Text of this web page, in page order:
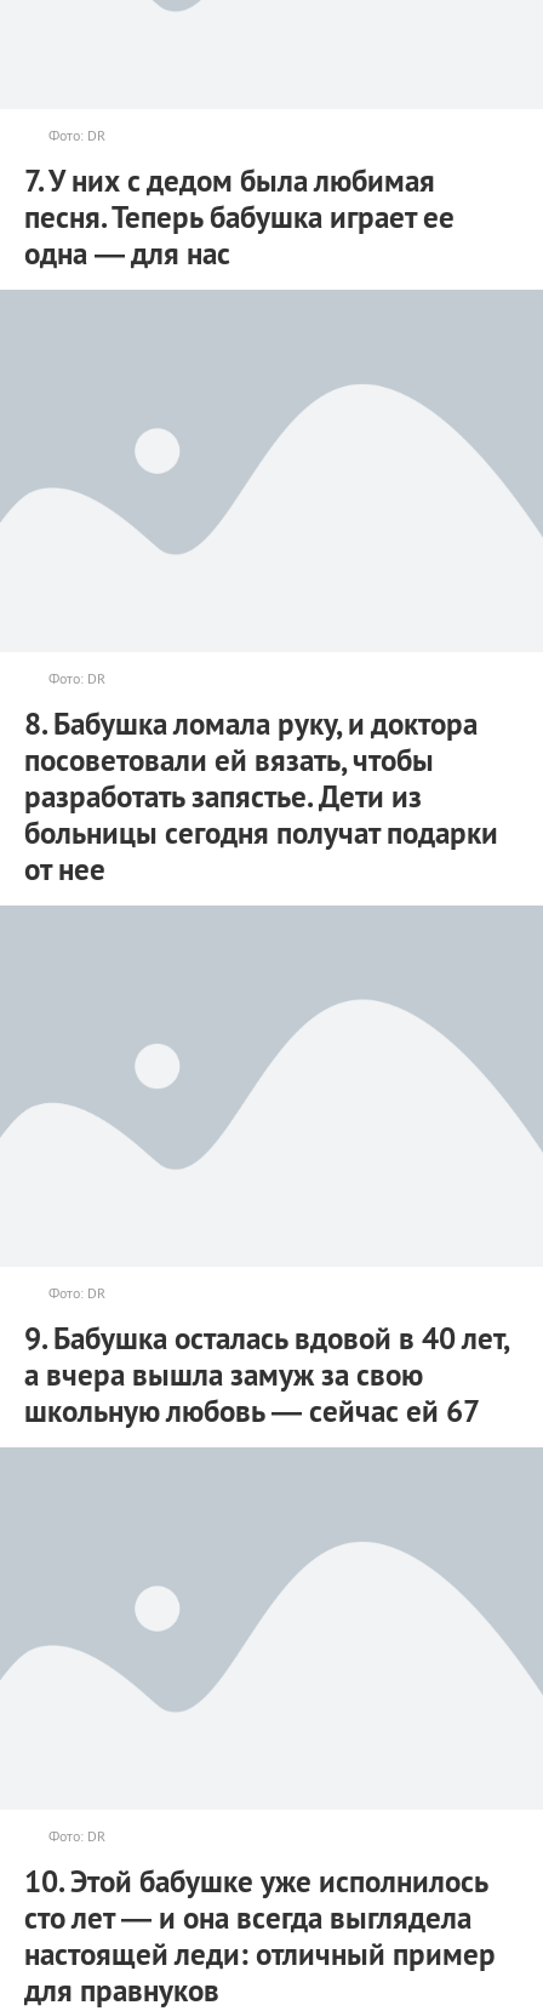
Фото: DR
7. У них с дедом была любимая
песня. Теперь бабушка играет ее
одна — для нас
Фото: DR
8. Бабушка ломала руку, и доктора
посоветовали ей вязать, чтобы
разработать запястье. Дети из
больницы сегодня получат подарки
от нее
Фото: DR
9. Бабушка осталась вдовой в 40 лет,
а вчера вышла замуж за свою
школьную любовь — сейчас ей 67
Фото: DR
10. Этой бабушке уже исполнилось
сто лет — и она всегда выглядела
настоящей леди: отличный пример
для правнуков